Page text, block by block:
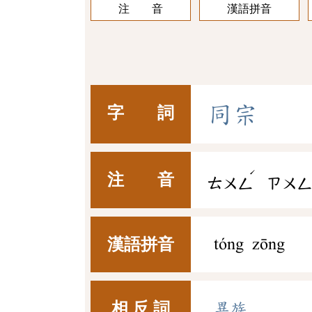
注 音 漢語拼音
字 詞 同 宗
注 音 ㄊㄨㄥ
ˊ
ㄗㄨㄥ
漢語拼音 tóng zōng
異族